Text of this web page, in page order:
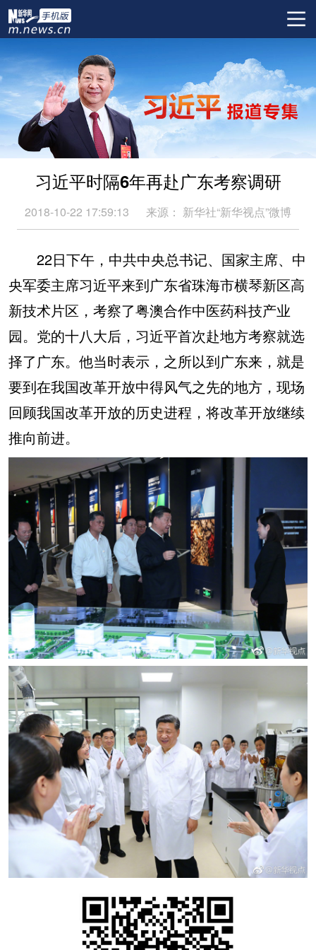
习近平时隔6年再赴广东考察调研
2018-10-22 17:59:13 来源： 新华社“新华视点”微博
22日下午，中共中央总书记、国家主席、中
央军委主席习近平来到广东省珠海市横琴新区高
新技术片区，考察了粤澳合作中医药科技产业
园。党的十八大后，习近平首次赴地方考察就选
择了广东。他当时表示，之所以到广东来，就是
要到在我国改革开放中得风气之先的地方，现场
回顾我国改革开放的历史进程，将改革开放继续
推向前进。